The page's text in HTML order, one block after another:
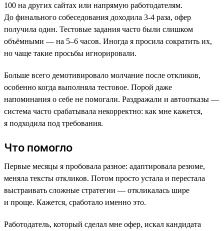
100 на других сайтах или напрямую работодателям.
До финального собеседования доходила 3-4 раза, офер
получила один. Тестовые задания часто были слишком
объёмными — на 5–6 часов. Иногда я просила сократить их,
но чаще такие просьбы игнорировали.
Больше всего демотивировало молчание после откликов,
особенно когда выполняла тестовое. Порой даже
напоминания о себе не помогали. Раздражали и автоотказы —
система часто срабатывала некорректно: как мне кажется,
я подходила под требования.
Что помогло
Первые месяцы я пробовала разное: адаптировала резюме,
меняла тексты откликов. Потом просто устала и перестала
выстраивать сложные стратегии — откликалась шире
и проще. Кажется, сработало именно это.
Работодатель, который сделал мне офер, искал кандидата